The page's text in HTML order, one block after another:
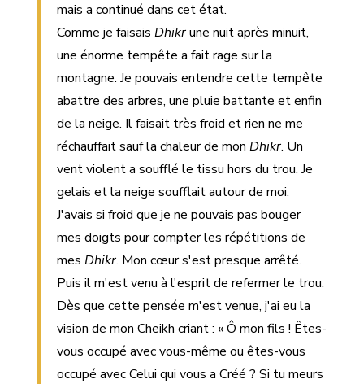
mais a continué dans cet état.
Comme je faisais Dhikrune nuit après minuit,
une énorme tempête a fait rage sur la
montagne. Je pouvais entendre cette tempête
abattre des arbres, une pluie battante et enfin
de la neige. Il faisait très froid et rien ne me
réchauffait sauf la chaleur de mon Dhikr. Un
vent violent a soufflé le tissu hors du trou. Je
gelais et la neige soufflait autour de moi.
J'avais si froid que je ne pouvais pas bouger
mes doigts pour compter les répétitions de
mes Dhikr. Mon cœur s'est presque arrêté.
Puis il m'est venu à l'esprit de refermer le trou.
Dès que cette pensée m'est venue, j'ai eu la
vision de mon Cheikh criant : « Ô mon fils ! Êtes-
vous occupé avec vous-même ou êtes-vous
occupé avec Celui qui vous a Créé ? Si tu meurs